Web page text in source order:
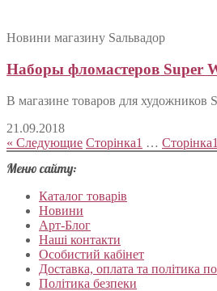
Новини магазину Sальвадор
Наборы фломастеров Super
В магазине товаров для художников
21.09.2018
« Следующие Сторінка1 … Сторінка
Меню сайту:
Каталог товарів
Новини
Арт-Блог
Наші контакти
Особистий кабінет
Доставка, оплата та політика
Політика безпеки